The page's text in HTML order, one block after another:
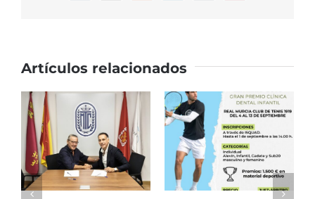
representantes
Mutua
Madrid
Open
sub16
Artículos relacionados